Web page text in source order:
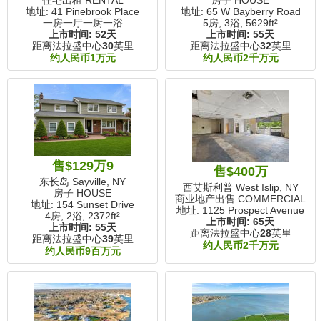
地址: 41 Pinebrook Place
一房一厅一厨一浴
上市时间: 52天
距离法拉盛中心30英里
约人民币1万元
地址: 65 W Bayberry Road
5房, 3浴, 5629ft²
上市时间: 55天
距离法拉盛中心32英里
约人民币2千万元
售$129万9
东长岛 Sayville, NY
房子 HOUSE
地址: 154 Sunset Drive
4房, 2浴, 2372ft²
上市时间: 55天
距离法拉盛中心39英里
约人民币9百万元
售$400万
西艾斯利普 West Islip, NY
商业地产出售 COMMERCIAL
地址: 1125 Prospect Avenue
上市时间: 65天
距离法拉盛中心28英里
约人民币2千万元